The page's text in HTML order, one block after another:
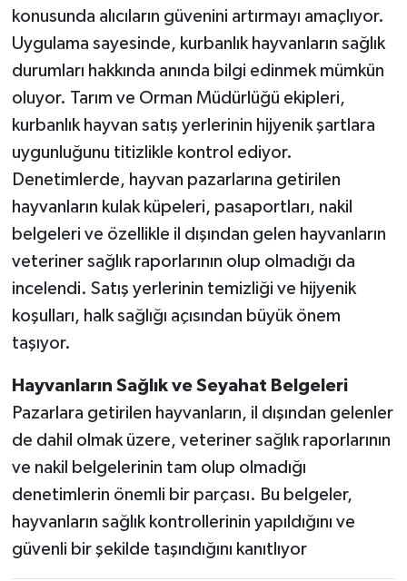
konusunda alıcıların güvenini artırmayı amaçlıyor.
Uygulama sayesinde, kurbanlık hayvanların sağlık
durumları hakkında anında bilgi edinmek mümkün
oluyor. Tarım ve Orman Müdürlüğü ekipleri,
kurbanlık hayvan satış yerlerinin hijyenik şartlara
uygunluğunu titizlikle kontrol ediyor.
Denetimlerde, hayvan pazarlarına getirilen
hayvanların kulak küpeleri, pasaportları, nakil
belgeleri ve özellikle il dışından gelen hayvanların
veteriner sağlık raporlarının olup olmadığı da
incelendi. Satış yerlerinin temizliği ve hijyenik
koşulları, halk sağlığı açısından büyük önem
taşıyor.
Hayvanların Sağlık ve Seyahat Belgeleri
Pazarlara getirilen hayvanların, il dışından gelenler
de dahil olmak üzere, veteriner sağlık raporlarının
ve nakil belgelerinin tam olup olmadığı
denetimlerin önemli bir parçası. Bu belgeler,
hayvanların sağlık kontrollerinin yapıldığını ve
güvenli bir şekilde taşındığını kanıtlıyor